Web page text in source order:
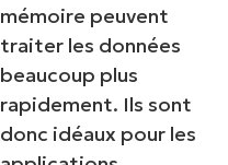
mémoire peuvent
traiter les données
beaucoup plus
rapidement. Ils sont
donc idéaux pour les